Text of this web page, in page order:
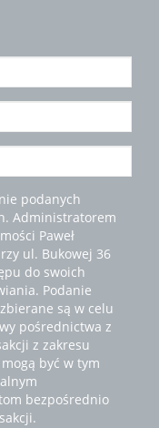
podanych
Administratorem
Paweł
ul. Bukowej 36
do swoich
Podanie
są w celu
pośrednictwa z
z zakresu
być w tym
bezpośrednio